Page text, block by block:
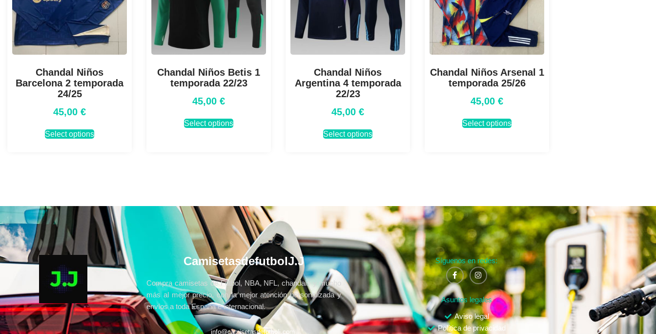
Chandal Niños
Barcelona 2 temporada
24/25
45,00 €
Select options
Chandal Niños Betis 1
temporada 22/23
45,00 €
Select options
Chandal Niños
Argentina 4 temporada
22/23
45,00 €
Select options
Chandal Niños Arsenal 1
temporada 25/26
45,00 €
Select options
CamisetasdefutbolJ.J
Compra camisetas de Fútbol, NBA, NFL, chandals y mucho
más al mejor precio, con la mejor atención personalizada y
envíos a toda España e internacional.
info@camisetasdefutbolj.com
Síguenos en redes:
Asuntos legales
Aviso legal
Política de privacidad